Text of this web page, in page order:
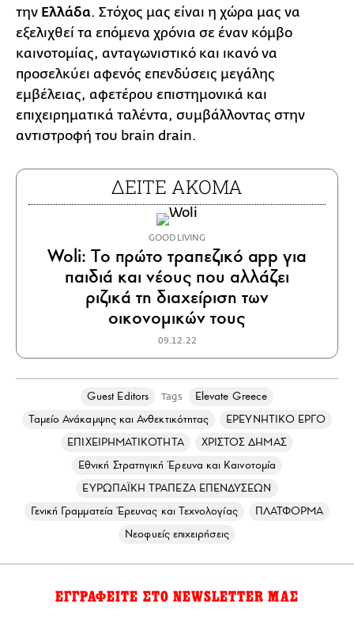
την Ελλάδα. Στόχος μας είναι η χώρα μας να
εξελιχθεί τα επόμενα χρόνια σε έναν κόμβο
καινοτομίας, ανταγωνιστικό και ικανό να
προσελκύει αφενός επενδύσεις μεγάλης
εμβέλειας, αφετέρου επιστημονικά και
επιχειρηματικά ταλέντα, συμβάλλοντας στην
αντιστροφή του brain drain.
ΔΕΙΤΕ ΑΚΟΜΑ
GOOD LIVING
Woli: Tο πρώτο τραπεζικό app για
παιδιά και νέους που αλλάζει
ριζικά τη διαχείριση των
οικονομικών τους
09.12.22
Guest Editors Tags
Elevate Greece
Ταμείο Ανάκαμψης και Ανθεκτικότητας
ΕΡΕΥΝΗΤΙΚΟ ΕΡΓΟ
ΕΠΙΧΕΙΡΗΜΑΤΙΚΟΤΗΤΑ
ΧΡΙΣΤΟΣ ΔΗΜΑΣ
Εθνική Στρατηγική Έρευνα και Καινοτομία
ΕΥΡΩΠΑΪΚΗ ΤΡΑΠΕΖΑ ΕΠΕΝΔΥΣΕΩΝ
Γενική Γραμματεία Έρευνας και Τεχνολογίας
ΠΛΑΤΦΟΡΜΑ
Νεοφυείς επιχειρήσεις
ΕΓΓΡΑΦΕΙΤΕ ΣΤΟ NEWSLETTER ΜΑΣ